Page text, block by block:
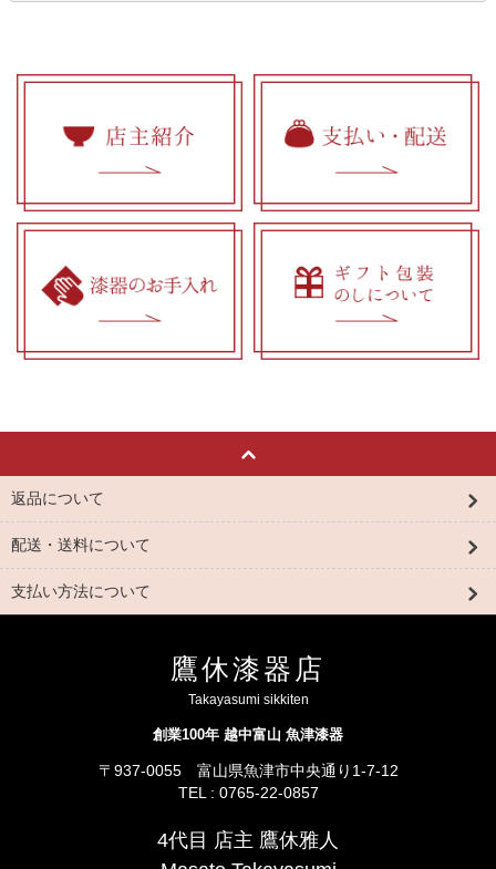
返品について
配送・送料について
支払い方法について
鷹休漆器店
Takayasumi sikkiten
創業100年 越中富山 魚津漆器
〒937-0055 富山県魚津市中央通り1-7-12
TEL : 0765-22-0857
4代目 店主 鷹休雅人